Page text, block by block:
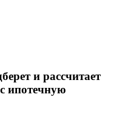
и рассчитает
ипотечную